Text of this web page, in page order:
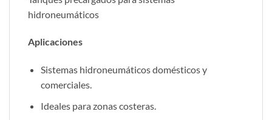
hidroneumáticos
Aplicaciones
Sistemas hidroneumáticos domésticos y
comerciales.
Ideales para zonas costeras.